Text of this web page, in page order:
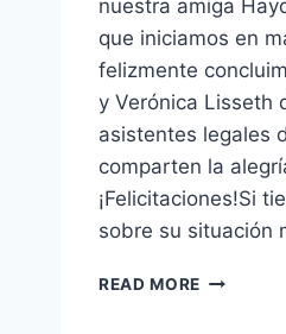
nuestra amiga
que iniciamos en
felizmente
y Verónica Lisseth
asistentes legales
comparten la
¡Felicitaciones!Si
sobre su situación
READ MORE